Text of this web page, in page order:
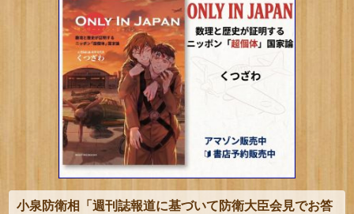
小泉防衛相「週刊誌報道に基づいて防衛大臣会見でお答